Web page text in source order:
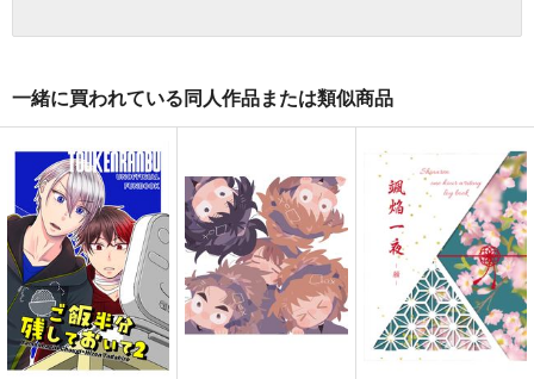
一緒に買われている同人作品または類似商品